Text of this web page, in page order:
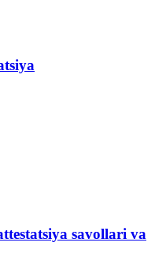
savollari va